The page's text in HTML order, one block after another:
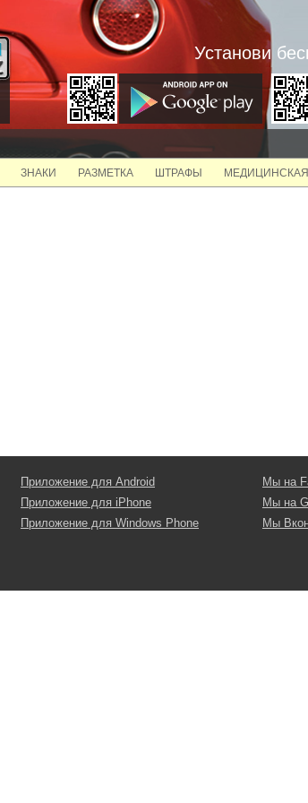
Установи
ЗНАКИ РАЗМЕТКА ШТРАФЫ
Приложение для Android
Приложение для iPhone
Приложение для Windows Phone
Мы на
Мы на
Мы